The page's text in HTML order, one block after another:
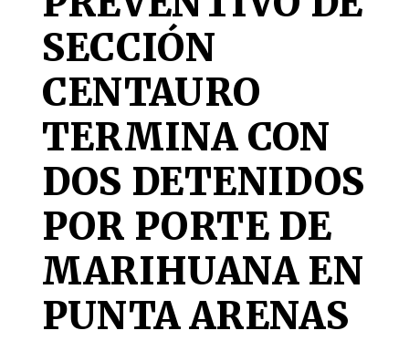
SECCIÓN
CENTAURO
TERMINA CON
DOS DETENIDOS
POR PORTE DE
MARIHUANA EN
PUNTA ARENAS